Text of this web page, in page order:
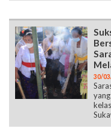
30/